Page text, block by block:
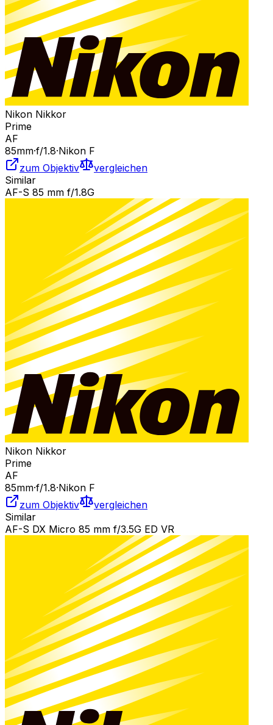
Nikon Nikkor
Prime
AF
85mm·f/1.8·Nikon F
zum Objektiv
vergleichen
Similar
AF-S 85 mm f/1.8G
Nikon Nikkor
Prime
AF
85mm·f/1.8·Nikon F
zum Objektiv
vergleichen
Similar
AF-S DX Micro 85 mm f/3.5G ED VR